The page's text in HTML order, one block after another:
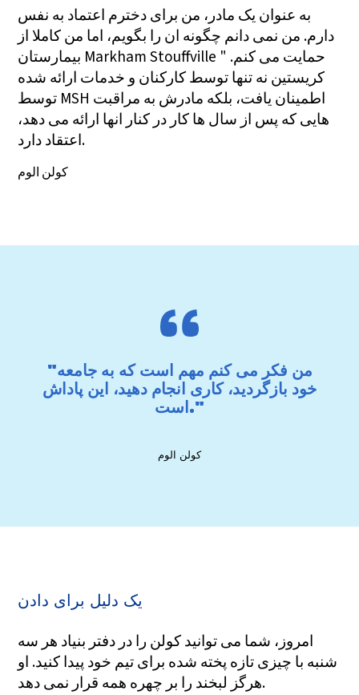
کولن الوم
به عنوان یک مادر، من برای دخترم اعتماد به نفس
دارم. من نمی دانم چگونه ان را بگویم، اما من کاملا از
بیمارستان Markham Stouffville حمایت می کنم. "
کریستین نه تنها توسط کارکنان و خدمات ارائه شده
توسط MSH اطمینان یافت، بلکه مادرش به مراقبت
هایی که پس از سال ها کار در کنار انها ارائه می دهد،
اعتقاد دارد.
"من فکر می کنم مهم است که به جامعه
خود بازگردید، کاری انجام دهید، این پاداش
است."
کولن الوم
یک دلیل برای دادن
امروز، شما می توانید کولن را در دفتر بنیاد هر سه
شنبه با چیزی تازه پخته شده برای تیم خود پیدا کنید. او
هرگز لبخند را بر چهره همه قرار نمی دهد.